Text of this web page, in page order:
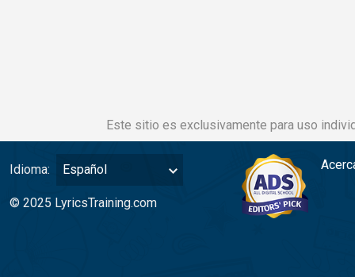
Este sitio es exclusivamente para uso
Idioma: Español
© 2025 LyricsTraining.com